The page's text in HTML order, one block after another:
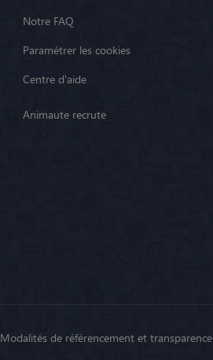
Notre FAQ
Paramétrer les cookies
Centre d'aide
Animaute recrute
Modalités de référencement et transparence